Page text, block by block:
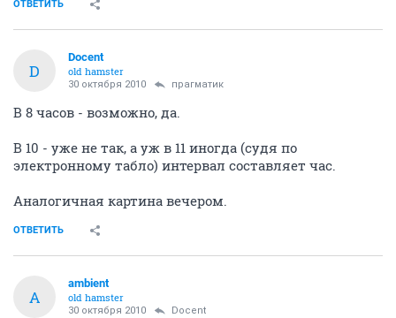
ОТВЕТИТЬ
D
Docent
old hamster
30 октября 2010 прагматик
В 8 часов - возможно, да.
В 10 - уже не так, а уж в 11 иногда (судя по
электронному табло) интервал составляет час.
Аналогичная картина вечером.
ОТВЕТИТЬ
A
ambient
old hamster
30 октября 2010 Docent